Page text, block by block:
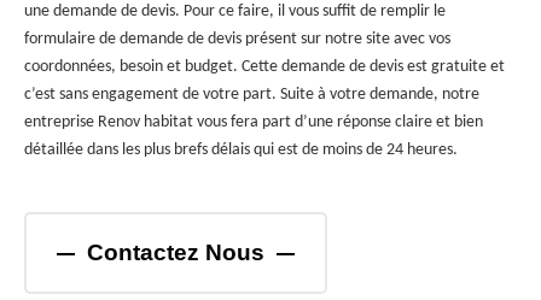
une demande de devis. Pour ce faire, il vous suffit de remplir le
formulaire de demande de devis présent sur notre site avec vos
coordonnées, besoin et budget. Cette demande de devis est gratuite et
c’est sans engagement de votre part. Suite à votre demande, notre
entreprise Renov habitat vous fera part d’une réponse claire et bien
détaillée dans les plus brefs délais qui est de moins de 24 heures.
Contactez Nous